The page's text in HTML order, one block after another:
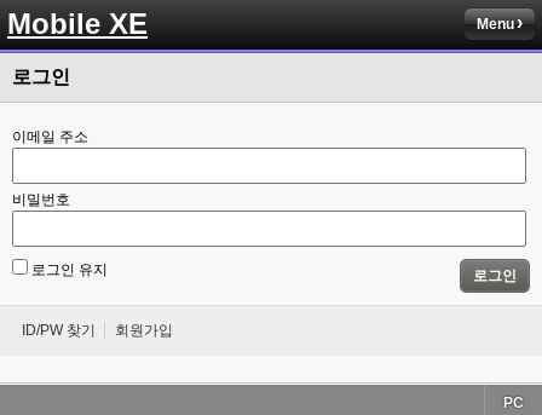
Mobile XE Menu
로그인
이메일 주소
비밀번호
로그인 유지 로그인
ID/PW 찾기 회원가입
PC